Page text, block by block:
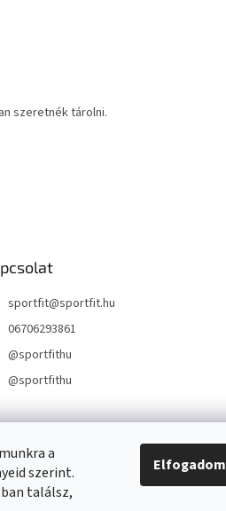
a
szerint.
találsz,
Elfogadom
szeretnék tárolni.
sportfit@sportfit.hu
06706293861
@sportfithu
@sportfithu